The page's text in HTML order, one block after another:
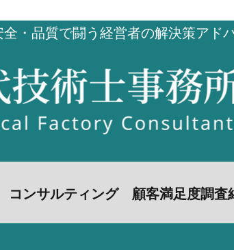
・品質で闘う経営者の解決策アド
コンサルティング 顧客満足度調査